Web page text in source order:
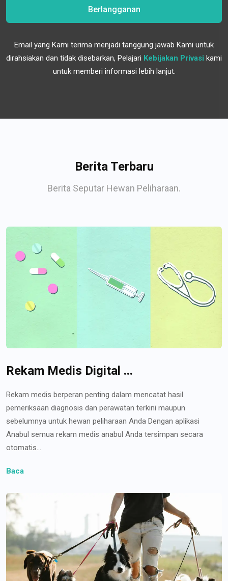
Berlangganan
Email yang Kami terima menjadi tanggung jawab Kami untuk
dirahsiakan dan tidak disebarkan, Pelajari Kebijakan Privasi kami
untuk memberi informasi lebih lanjut.
Berita Terbaru
Berita Seputar Hewan Peliharaan.
Rekam Medis Digital ...
Rekam medis berperan penting dalam mencatat hasil
pemeriksaan diagnosis dan perawatan terkini maupun
sebelumnya untuk hewan peliharaan Anda Dengan aplikasi
Anabul semua rekam medis anabul Anda tersimpan secara
otomatis...
Baca